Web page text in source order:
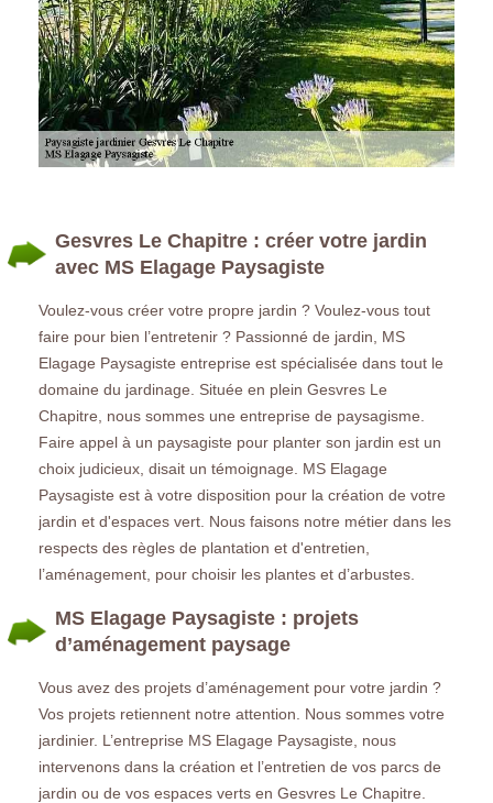
Gesvres Le Chapitre : créer votre jardin
avec MS Elagage Paysagiste
Voulez-vous créer votre propre jardin ? Voulez-vous tout
faire pour bien l’entretenir ? Passionné de jardin, MS
Elagage Paysagiste entreprise est spécialisée dans tout le
domaine du jardinage. Située en plein Gesvres Le
Chapitre, nous sommes une entreprise de paysagisme.
Faire appel à un paysagiste pour planter son jardin est un
choix judicieux, disait un témoignage. MS Elagage
Paysagiste est à votre disposition pour la création de votre
jardin et d'espaces vert. Nous faisons notre métier dans les
respects des règles de plantation et d'entretien,
l’aménagement, pour choisir les plantes et d’arbustes.
MS Elagage Paysagiste : projets
d’aménagement paysage
Vous avez des projets d’aménagement pour votre jardin ?
Vos projets retiennent notre attention. Nous sommes votre
jardinier. L’entreprise MS Elagage Paysagiste, nous
intervenons dans la création et l’entretien de vos parcs de
jardin ou de vos espaces verts en Gesvres Le Chapitre.